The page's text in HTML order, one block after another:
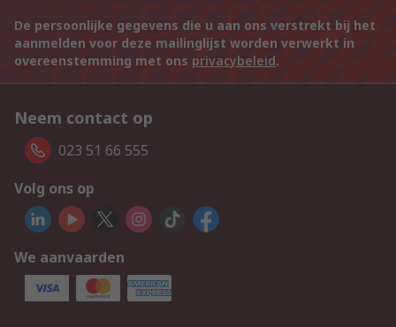
De persoonlijke gegevens die u aan ons verstrekt bij het
aanmelden voor deze mailinglijst worden verwerkt in
overeenstemming met ons privacybeleid.
Neem contact op
023 51 66 555
Volg ons op
We aanvaarden